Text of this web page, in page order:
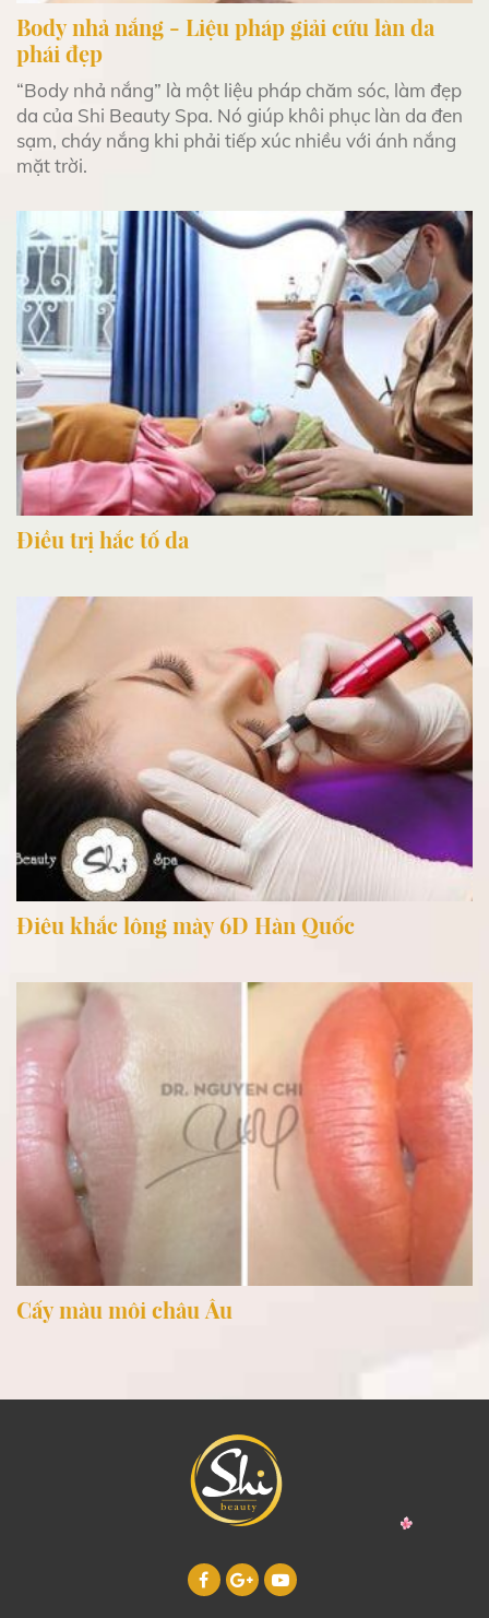
Body nhả nắng - Liệu pháp giải cứu làn da
phái đẹp
“Body nhả nắng” là một liệu pháp chăm sóc, làm đẹp
da của Shi Beauty Spa. Nó giúp khôi phục làn da đen
sạm, cháy nắng khi phải tiếp xúc nhiều với ánh nắng
mặt trời.
Điều trị hắc tố da
Điêu khắc lông mày 6D Hàn Quốc
Cấy màu môi châu Âu